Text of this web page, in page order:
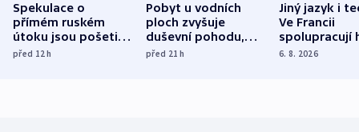
Spekulace o
přímém ruském
útoku jsou pošetilé,
míní estonský
před 12h
Pobyt u vodních
ploch zvyšuje
duševní pohodu,
ukázala
před 21h
Jiný jazyk i
Ve Francii
spolupracují
různých zemí
6. 8. 2026